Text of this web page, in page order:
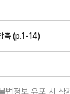
축 (p.1-14)
법정보 유포 시 삭